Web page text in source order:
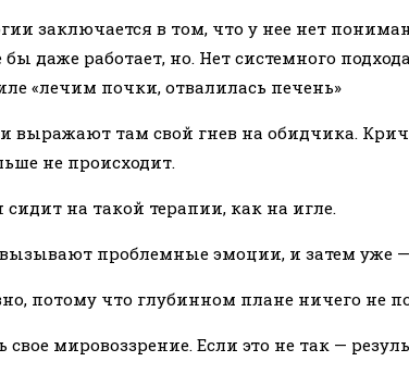
заключается в том, что у нее нет
даже работает, но. Нет системного
«лечим почки, отвалилась печень»
там свой гнев на обидчика.
не происходит.
на такой терапии, как на игле.
проблемные эмоции, и затем уже
потому что глубинном плане ничего не
мировоззрение. Если это не так —